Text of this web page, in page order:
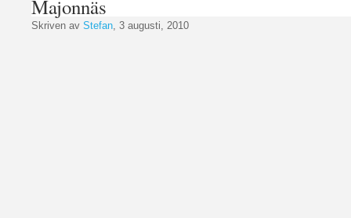
Majonnäs
Skriven av Stefan , 3 augusti, 2010